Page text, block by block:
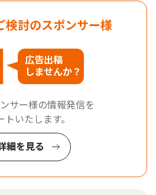
検討のスポンサー様
広告出稿
しませんか？
サー様の情報発信を
トいたします。
細を見る